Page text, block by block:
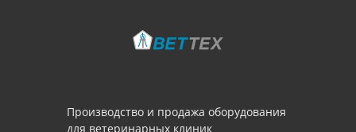
Производство и продажа оборудования
для ветеринарных клиник